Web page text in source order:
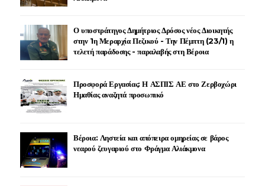
Ο υποστράτηγος Δημήτριος Δρόσος νέος Διοικητής
στην 1η Μεραρχία Πεζικού - Την Πέμπτη (23/1) η
τελετή παράδοσης - παραλαβής στη Βέροια
Προσφορά Εργασίας: Η ΑΣΠΙΣ ΑΕ στο Ζερβοχώρι
Ημαθίας αναζητά προσωπικό
Βέροια: Ληστεία και απόπειρα ομηρείας σε βάρος
νεαρού ζευγαριού στο Φράγμα Αλιάκμονα